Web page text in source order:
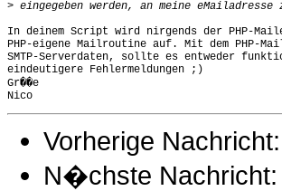
>
In deinem Script wird nirgends der PHP-
PHP-eigene Mailroutine auf. Mit dem PHP-
SMTP-Serverdaten, sollte es entweder
eindeutigere Fehlermeldungen ;)
Gr��e
Vorherige Nachricht:
N�chste Nachricht: